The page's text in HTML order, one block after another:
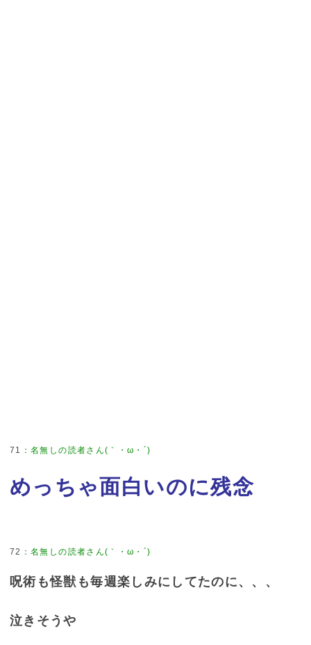
71 ：名無しの読者さん(｀・ω・´)
めっちゃ面白いのに残念
72 ：名無しの読者さん(｀・ω・´)
呪術も怪獣も毎週楽しみにしてたのに、、、
泣きそうや